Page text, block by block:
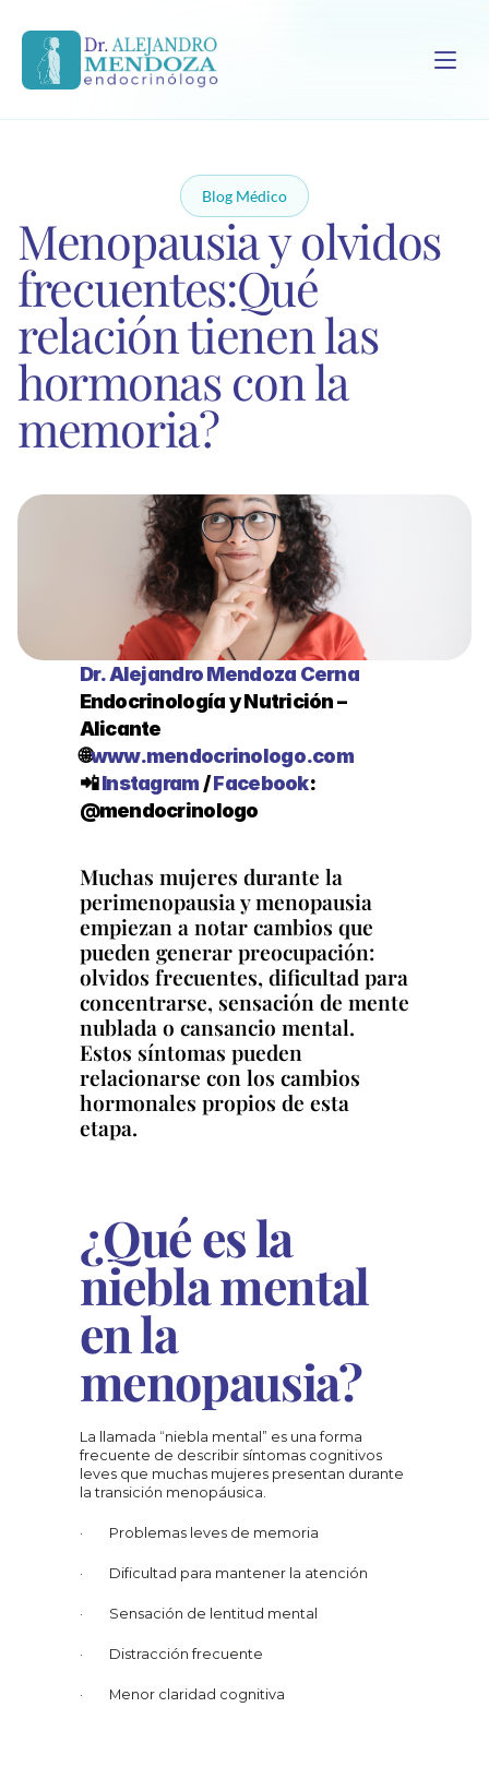
Blog Médico
Menopausia y olvidos
frecuentes:Qué
relación tienen las
hormonas con la
memoria?
Dr. Alejandro Mendoza Cerna
Endocrinología y Nutrición –
Alicante
🌐www.mendocrinologo.com
📲 Instagram / Facebook:
@mendocrinologo
Muchas mujeres durante la
perimenopausia y menopausia
empiezan a notar cambios que
pueden generar preocupación:
olvidos frecuentes, dificultad para
concentrarse, sensación de mente
nublada o cansancio mental.
Estos síntomas pueden
relacionarse con los cambios
hormonales propios de esta
etapa.
¿Qué es la
niebla mental
en la
menopausia?
La llamada “niebla mental” es una forma
frecuente de describir síntomas cognitivos
leves que muchas mujeres presentan durante
la transición menopáusica.
·        Problemas leves de memoria
·        Dificultad para mantener la atención
·        Sensación de lentitud mental
·        Distracción frecuente
·        Menor claridad cognitiva